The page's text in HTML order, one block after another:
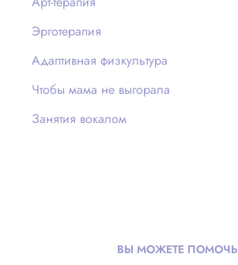
Эрготерапия
Адаптивная физкультура
Чтобы мама не выгорала
Занятия вокалом
ВЫ МОЖЕТЕ ПОМОЧЬ